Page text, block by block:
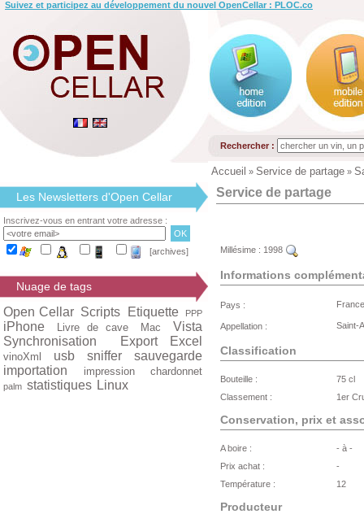
Suivez et participez au développement du nouvel OpenCellar : PLOC.co
Rechercher :
Accueil » Service de partage »
Les Newsletters d'Open Cellar
Inscrivez-vous en entrant votre adresse :
[archives]
Nuage de tags
Open Cellar Scripts Etiquette PPP
iPhone Livre de cave Mac
Vista
Synchronisation
Export Excel
vinoXml usb sniffer
sauvegarde
importation
impression chardonnet
palm statistiques Linux
Service de partage
Millésime : 1998
Informations
Pays :
Appellation : Saint-
Classification
Bouteille :
75 cl
Classement :
1er
Conservation, prix et
A boire :
- à -
Prix achat :
-
Température :
12
Producteur